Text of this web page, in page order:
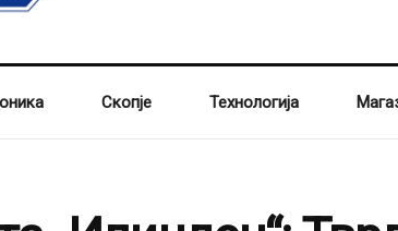
Скопје Технологија